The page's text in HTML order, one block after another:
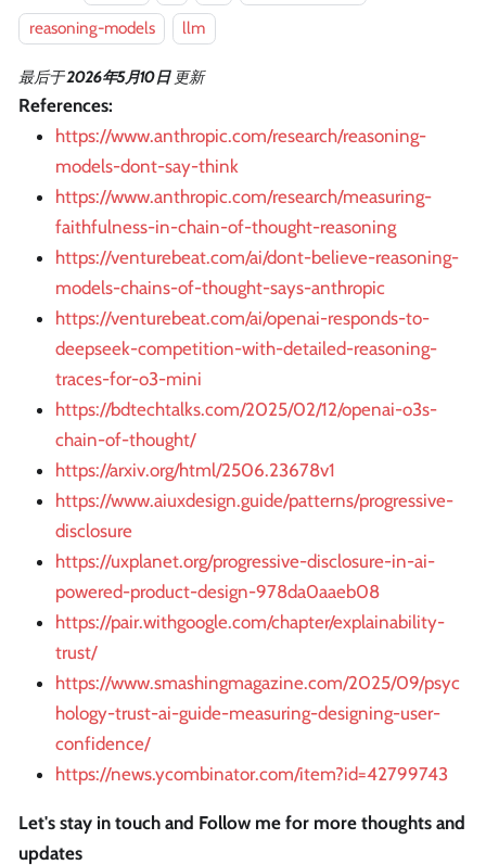
reasoning-models
llm
最后于2026年5月10日 更新
References:
https://www.anthropic.com/research/reasoning-
models-dont-say-think
https://www.anthropic.com/research/measuring-
faithfulness-in-chain-of-thought-reasoning
https://venturebeat.com/ai/dont-believe-reasoning-
models-chains-of-thought-says-anthropic
https://venturebeat.com/ai/openai-responds-to-
deepseek-competition-with-detailed-reasoning-
traces-for-o3-mini
https://bdtechtalks.com/2025/02/12/openai-o3s-
chain-of-thought/
https://arxiv.org/html/2506.23678v1
https://www.aiuxdesign.guide/patterns/progressive-
disclosure
https://uxplanet.org/progressive-disclosure-in-ai-
powered-product-design-978da0aaeb08
https://pair.withgoogle.com/chapter/explainability-
trust/
https://www.smashingmagazine.com/2025/09/psyc
hology-trust-ai-guide-measuring-designing-user-
confidence/
https://news.ycombinator.com/item?id=42799743
Let's stay in touch and Follow me for more thoughts and
updates